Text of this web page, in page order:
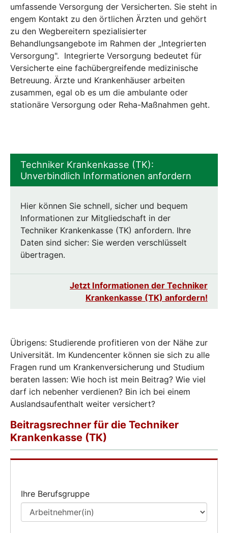
umfassende Versorgung der Versicherten. Sie steht in
engem Kontakt zu den örtlichen Ärzten und gehört
zu den Wegbereitern spezialisierter
Behandlungsangebote im Rahmen der „Integrierten
Versorgung". Integrierte Versorgung bedeutet für
Versicherte eine fachübergreifende medizinische
Betreuung. Ärzte und Krankenhäuser arbeiten
zusammen, egal ob es um die ambulante oder
stationäre Versorgung oder Reha-Maßnahmen geht.
Techniker Krankenkasse (TK):
Unverbindlich Informationen anfordern
Hier können Sie schnell, sicher und bequem
Informationen zur Mitgliedschaft in der
Techniker Krankenkasse (TK) anfordern. Ihre
Daten sind sicher: Sie werden verschlüsselt
übertragen.
Jetzt Informationen der Techniker
Krankenkasse (TK) anfordern!
Übrigens: Studierende profitieren von der Nähe zur
Universität. Im Kundencenter können sie sich zu alle
Fragen rund um Krankenversicherung und Studium
beraten lassen: Wie hoch ist mein Beitrag? Wie viel
darf ich nebenher verdienen? Bin ich bei einem
Auslandsaufenthalt weiter versichert?